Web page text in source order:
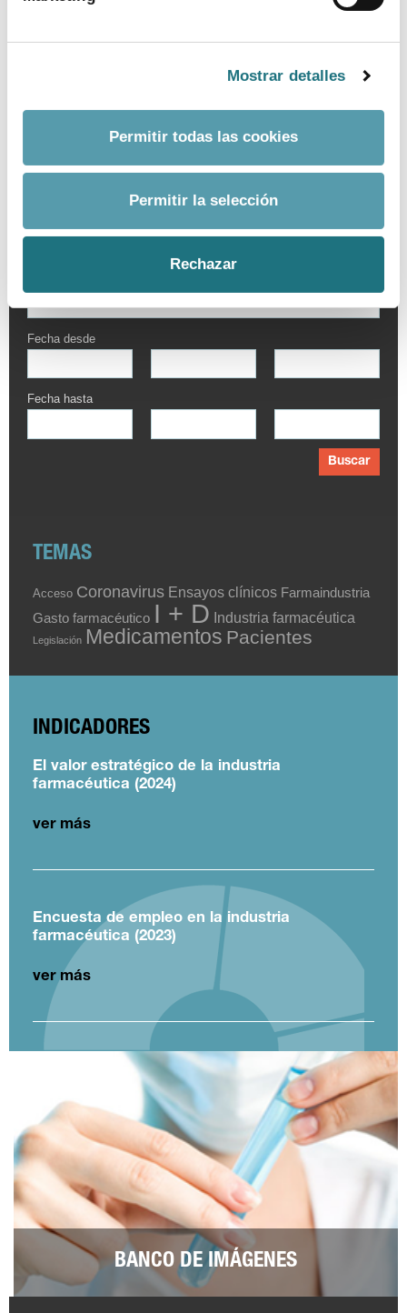
Mostrar detalles
Permitir todas las cookies
Permitir la selección
Rechazar
BUSCADOR AVANZADO
Fecha desde
Fecha hasta
Buscar
TEMAS
Acceso Coronavirus Ensayos clínicos Farmaindustria
Gasto farmacéutico I + D Industria farmacéutica
Legislación Medicamentos Pacientes
INDICADORES
El valor estratégico de la industria
farmacéutica (2024)
ver más
Encuesta de empleo en la industria
farmacéutica (2023)
ver más
BANCO DE IMÁGENES